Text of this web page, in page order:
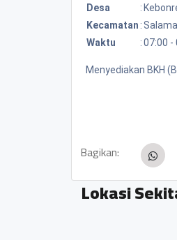
Desa
:
Kecamatan :
Waktu
:07:00 -
Menyediakan BKH
Bagikan:
Lokasi